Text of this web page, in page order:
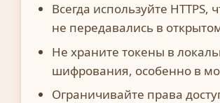
Всегда используйте
не передавались в
Не храните токены в
шифрования, особенно в
Ограничивайте права